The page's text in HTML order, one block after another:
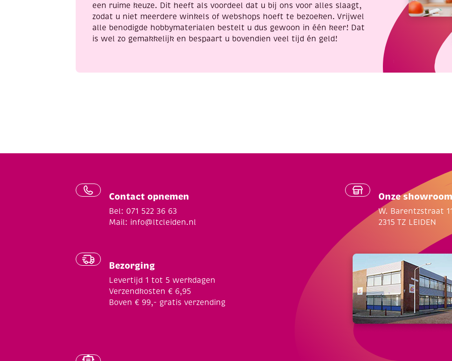
een ruime keuze. Dit heeft als voordeel dat u bij ons voor alles slaagt,
zodat u niet meerdere winkels of webshops hoeft te bezoeken. Vrijwel
alle benodigde hobbymaterialen bestelt u dus gewoon in één keer! Dat
is wel zo gemakkelijk en bespaart u bovendien veel tijd én geld!
Contact opnemen
Bel: 071 522 36 63
Mail: info@ltcleiden.nl
Bezorging
Levertijd 1 tot 5 werkdagen
Verzendkosten € 6,95
Boven € 99,- gratis verzending
Onze showroom
W. Barentzstraat
2315 TZ LEIDEN